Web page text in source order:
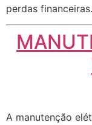
perdas financeiras.
A manutenção